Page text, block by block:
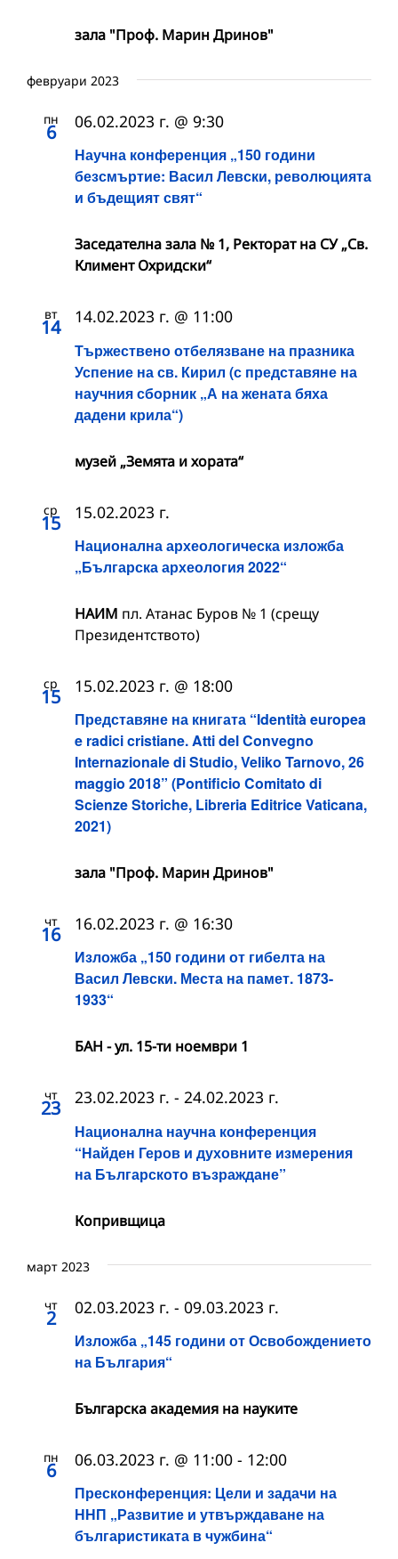
зала "Проф. Марин Дринов"
февруари 2023
пн
6
Научна конференция „150 години
безсмъртие: Васил Левски, революцията
и бъдещият свят“
06.02.2023 г. @ 9:30
Заседателна зала № 1, Ректорат на СУ „Св.
Климент Охридски“
вт
14
Тържествено отбелязване на празника
Успение на св. Кирил (с представяне на
научния сборник „А на жената бяха
дадени крила“)
14.02.2023 г. @ 11:00
музей „Земята и хората“
ср
15
Национална археологическа изложба
„Българска археология 2022“
15.02.2023 г.
НАИМ пл. Атанас Буров № 1 (срещу
Президентството)
ср
15
Представяне на книгата “Identità europea
e radici cristiane. Atti del Convegno
Internazionale di Studio, Veliko Tarnovo, 26
maggio 2018” (Pontificio Comitato di
Scienze Storiche, Libreria Editrice Vaticana,
2021)
15.02.2023 г. @ 18:00
зала "Проф. Марин Дринов"
чт
16
Изложба „150 години от гибелта на
Васил Левски. Места на памет. 1873-
1933“
16.02.2023 г. @ 16:30
БАН - ул. 15-ти ноември 1
чт
23
Национална научна конференция
“Найден Геров и духовните измерения
на Българското възраждане”
23.02.2023 г. - 24.02.2023 г.
Копривщица
март 2023
чт
2
Изложба „145 години от Освобождението
на България“
02.03.2023 г. - 09.03.2023 г.
Българска академия на науките
пн
6
Пресконференция: Цели и задачи на
ННП „Развитие и утвърждаване на
българистиката в чужбина“
06.03.2023 г. @ 11:00 - 12:00